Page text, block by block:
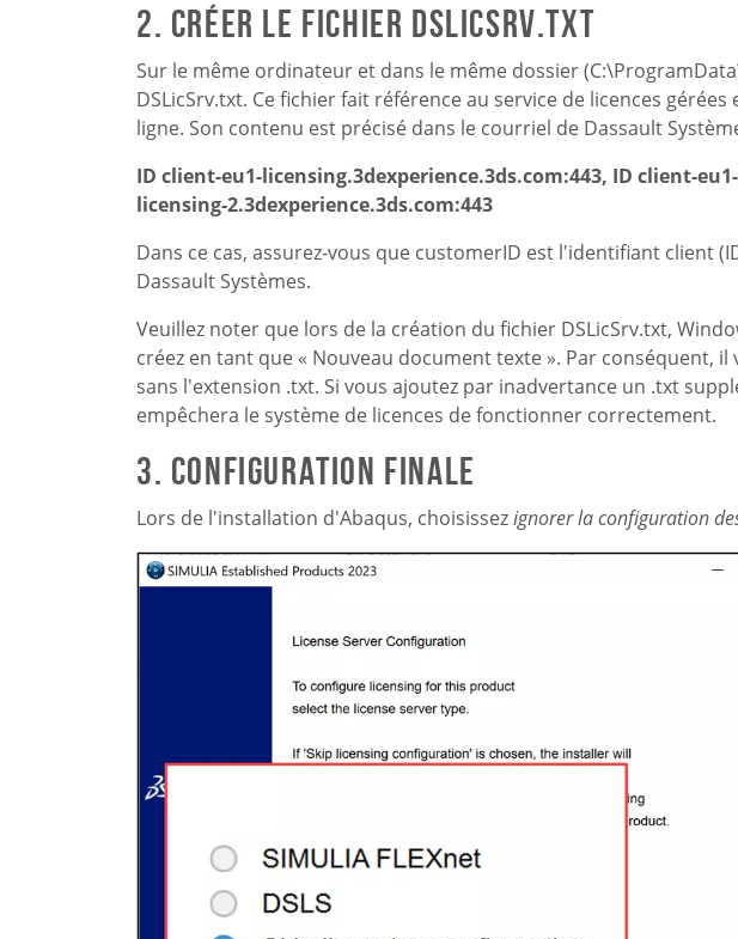
2. Créer le fichier DSLicSrv.txt
Sur le même ordinateur et dans le même dossier
DSLicSrv.txt. Ce fichier fait référence au service de licences
ligne. Son contenu est précisé dans le courriel de Dassault
ID client-eu1-licensing.3dexperience.3ds.com:443, ID client-
licensing-2.3dexperience.3ds.com:443
Dans ce cas, assurez-vous que customerID est l'identifiant client
Dassault Systèmes.
Veuillez noter que lors de la création du fichier DSLicSrv.txt,
créez en tant que « Nouveau document texte ». Par conséquent,
sans l'extension .txt. Si vous ajoutez par inadvertance un .txt
empêchera le système de licences de fonctionner correctement.
3. Configuration finale
Lors de l'installation d'Abaqus, choisissezignorer la configuration